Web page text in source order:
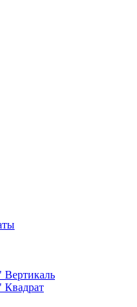
Квадрат